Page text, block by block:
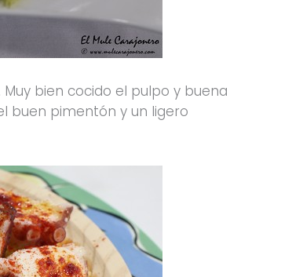
bien cocido el pulpo y buena
buen pimentón y un ligero